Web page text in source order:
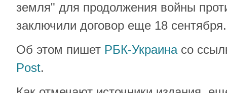
земля" для продолжения войны
заключили договор еще 18 сентября.
Об этом пишет РБК-Украинасо
Post.